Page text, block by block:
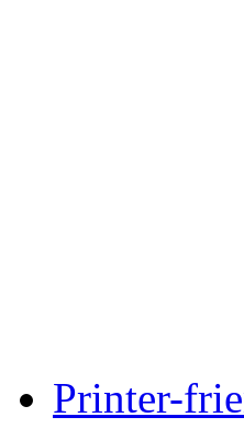
Printer-